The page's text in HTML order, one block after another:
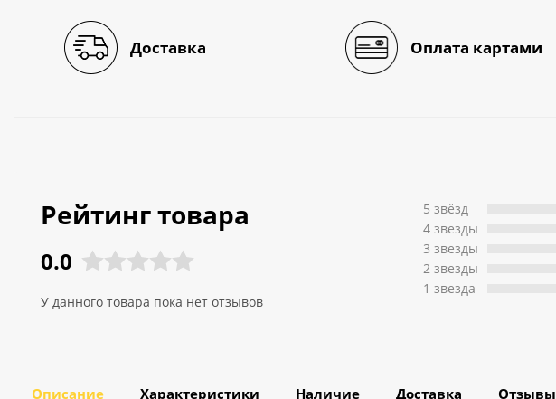
Доставка Оплата картами
Рейтинг товара
0.0
У данного товара пока нет отзывов
5 звёзд
4 звeзды
3 звeзды
2 звeзды
1 звeзда
Описание Характеристики Наличие Доставка Отзывы